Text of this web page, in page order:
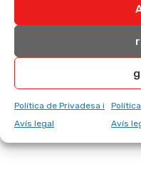
Política de Privadesa i
Avís legal
Avís